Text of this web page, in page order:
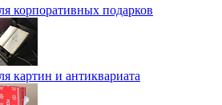
корпоративных подарков
картин и антиквариата